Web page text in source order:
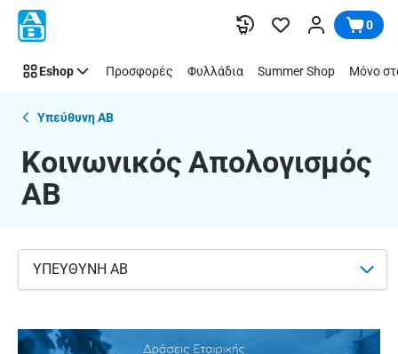
Παράλειψη
Κοινωνικός
Απολογισμός
0
Eshop Προσφορές Φυλλάδια Summer Shop Μόνο
Υπεύθυνη AB
Κοινωνικός Απολογισμός
ΑΒ
ΥΠΕΥΘΥΝΗ ΑΒ